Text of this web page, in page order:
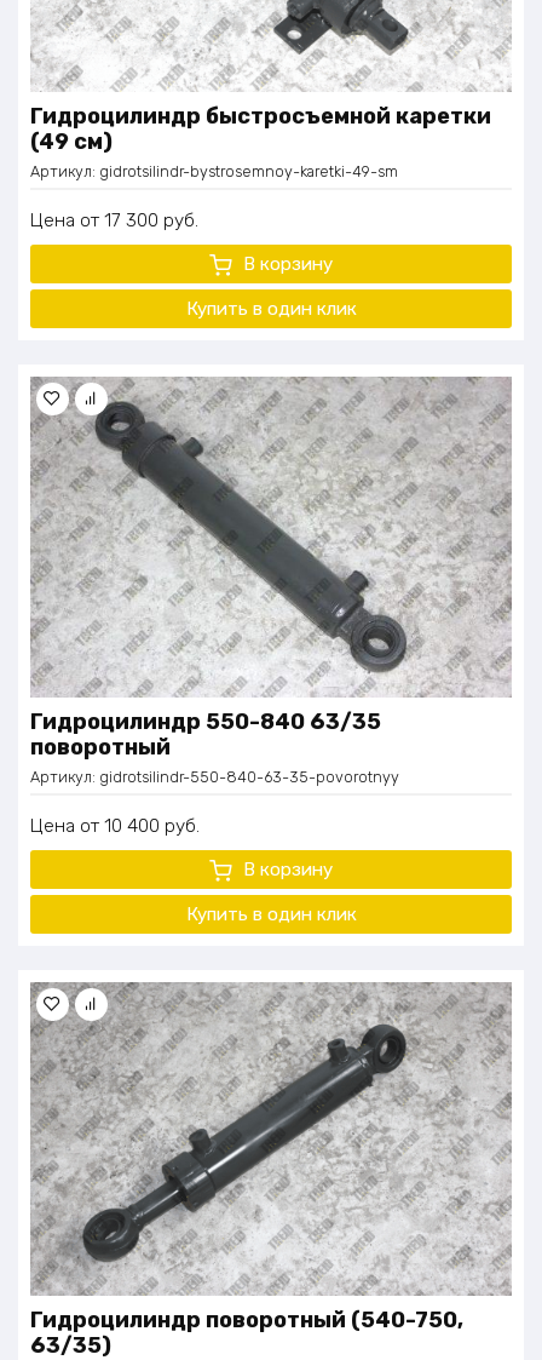
Гидроцилиндр быстросъемной каретки
(49 см)
Артикул: gidrotsilindr-bystrosemnoy-karetki-49-sm
Цена 17 300 руб.
В корзину
Купить в один клик
Гидроцилиндр 550-840 63/35
поворотный
Артикул: gidrotsilindr-550-840-63-35-povorotnyy
Цена 10 400 руб.
В корзину
Купить в один клик
Гидроцилиндр поворотный (540-750,
63/35)